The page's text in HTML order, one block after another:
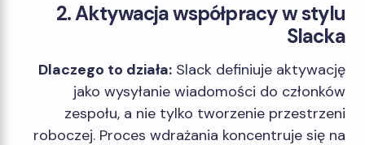
2. Aktywacja współpracy w stylu
Slacka
Dlaczego to działa: Slack definiuje aktywację
jako wysyłanie wiadomości do członków
zespołu, a nie tylko tworzenie przestrzeni
roboczej. Proces wdrażania koncentruje się na